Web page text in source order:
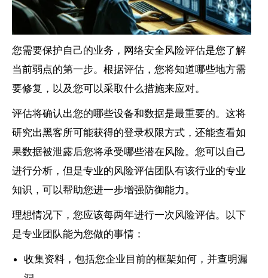
您需要保护自己的业务，网络安全风险评估是您了解
当前弱点的第一步。根据评估，您将知道哪些地方需
要修复，以及您可以采取什么措施来应对。
评估将确认出您的哪些设备和数据是最重要的。这将
研究出黑客所可能获得的登录权限方式，还能查看如
果数据被泄露后您将承受哪些潜在风险。您可以自己
进行分析，但是专业的风险评估团队有该行业的专业
知识，可以帮助您进一步增强防御能力。
理想情况下，您应该每两年进行一次风险评估。以下
是专业团队能为您做的事情：
收集资料，包括您企业目前的框架如何，并查明漏